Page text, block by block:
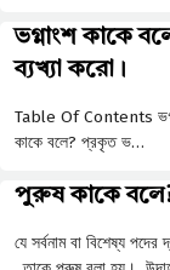
ভগ্নাংশ কাকে
ব্যখ্যা করো।
Table Of Contents
কাকে বলে? প্রকৃত ভ…
পুরুষ কাকে
যে সর্বনাম বা বিশেষ্য